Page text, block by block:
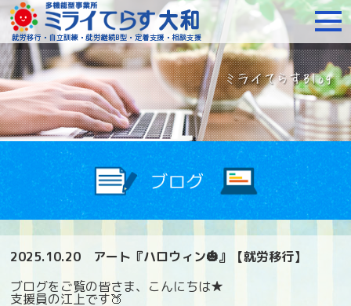
障がいをお持ちの方へ
2025.10.20
アート『ハロウィン🎃』【就労移行】
ブログをご覧の皆さま、こんにちは★
支援員の江上です🍑